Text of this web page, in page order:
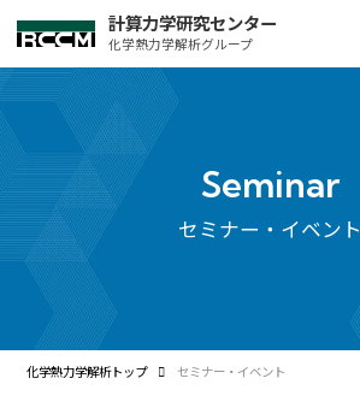
計算力学研究センター
化学熱力学解析グループ
Seminar
セミナー・イベント
化学熱力学解析トップ セミナー・イベント